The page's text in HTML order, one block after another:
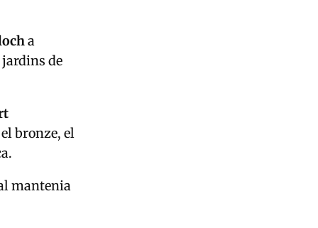
a
de
bronze, el
mantenia